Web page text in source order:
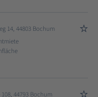
14, 44803 Bochum
44793 Bochum